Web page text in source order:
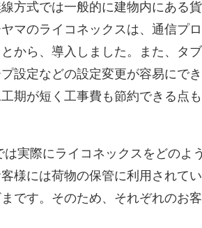
方式では一般的に建物内にある
マのライコネックスは、通信プ
から、導入しました。また、タ
設定などの設定変更が容易にで
期が短く工事費も節約できる点
実際にライコネックスをどのよ
様には荷物の保管に利用されて
です。そのため、それぞれのお